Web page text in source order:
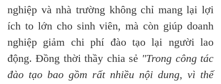
nghiệp và nhà trường không chỉ mang lại lợi
ích to lớn cho sinh viên, mà còn giúp doanh
nghiệp giảm chi phí đào tạo lại người lao
động. Đồng thời thầy chia sẻ "Trong công tác
đào tạo bao gồm rất nhiều nội dung, vì thế